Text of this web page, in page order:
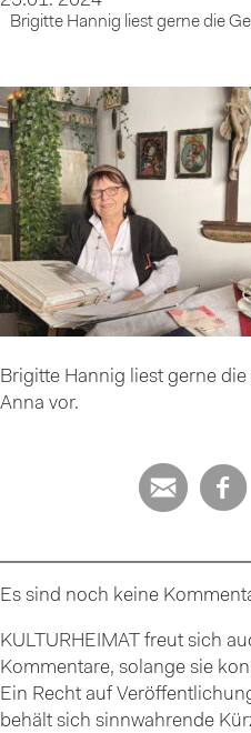
Brigitte Hannig liest gerne die
Brigitte Hannig liest gerne
Anna vor.
 
Es sind noch keine
KULTURHEIMAT freut sich
Kommentare, solange sie
Ein Recht auf
behält sich sinnwahrende